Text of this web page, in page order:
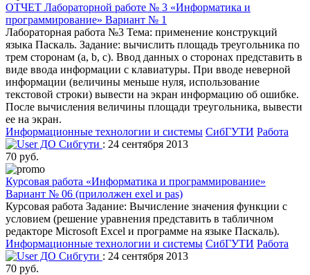
ОТЧЕТ Лабораторной работе № 3 «Информатика и
программирование» Вариант № 1
Лабораторная работа №3 Тема: применение конструкций
языка Паскаль. Задание: вычислить площадь треугольника по
трем сторонам (a, b, c). Ввод данных о сторонах представить в
виде ввода информации с клавиатуры. При вводе неверной
информации (величины меньше нуля, использование
текстовой строки) вывести на экран информацию об ошибке.
После вычисления величины площади треугольника, вывести
ее на экран.
Информационные технологии и системы СибГУТИ Работа
ДО Сибгути : 24 сентября 2013
70 руб.
Курсовая работа «Информатика и программирование»
Вариант № 06 (прилолжен ехеl и pas)
Курсовая работа Задание: Вычисление значения функции с
условием (решение уравнения представить в табличном
редакторе Microsoft Excel и программе на языке Паскаль).
Информационные технологии и системы СибГУТИ Работа
ДО Сибгути : 24 сентября 2013
70 руб.